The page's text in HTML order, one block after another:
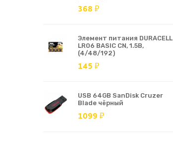
368 ₽
Элемент питания DURACELL
LR06 BASIC CN, 1.5В,
(4/48/192)
145 ₽
USB 64GB SanDisk Cruzer
Blade чёрный
1099 ₽